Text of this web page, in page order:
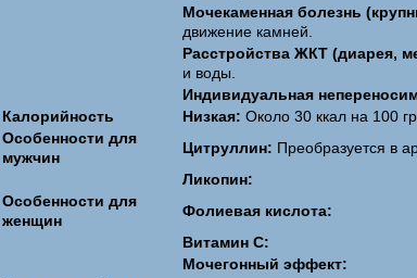
Мочекаменная болезнь
движение камней.
Расстройства ЖКТ (диарея,
и воды.
Индивидуальная
Калорийность
Низкая: Около 30 ккал на 100
Особенности для
мужчин
Цитруллин: Преобразуется в
Ликопин:
Особенности для
женщин
Фолиевая кислота:
Витамин С:
Мочегонный эффект: